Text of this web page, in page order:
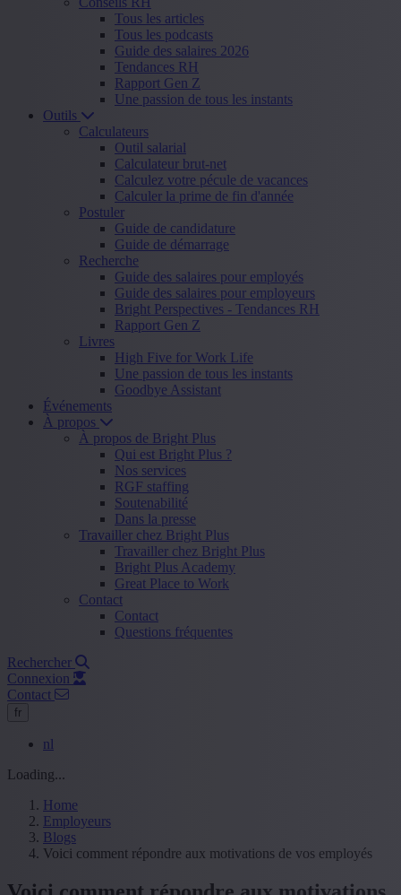
Tous les articles
Tous les podcasts
Guide des salaires 2026
Tendances RH
Rapport Gen Z
Une passion de tous les instants
Outils
Calculateurs
Outil salarial
Calculateur brut-net
Calculez votre pécule de vacances
Calculer la prime de fin d'année
Postuler
Guide de candidature
Guide de démarrage
Recherche
Guide des salaires pour employés
Guide des salaires pour employeurs
Bright Perspectives - Tendances RH
Rapport Gen Z
Livres
High Five for Work Life
Une passion de tous les instants
Goodbye Assistant
Événements
À propos
À propos de Bright Plus
Qui est Bright Plus ?
Nos services
RGF staffing
Soutenabilité
Dans la presse
Travailler chez Bright Plus
Travailler chez Bright Plus
Bright Plus Academy
Great Place to Work
Contact
Contact
Questions fréquentes
Rechercher
Connexion
Contact
fr
nl
Loading...
Home
Employeurs
Blogs
Voici comment répondre aux motivations de vos employés